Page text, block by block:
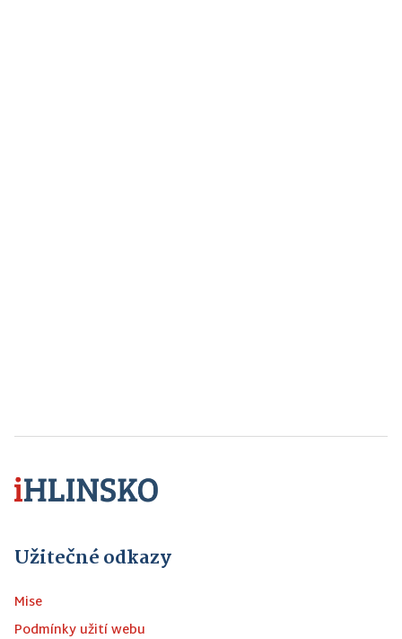
Užitečné odkazy
Mise
Podmínky užití webu